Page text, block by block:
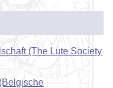
(The Lute Society